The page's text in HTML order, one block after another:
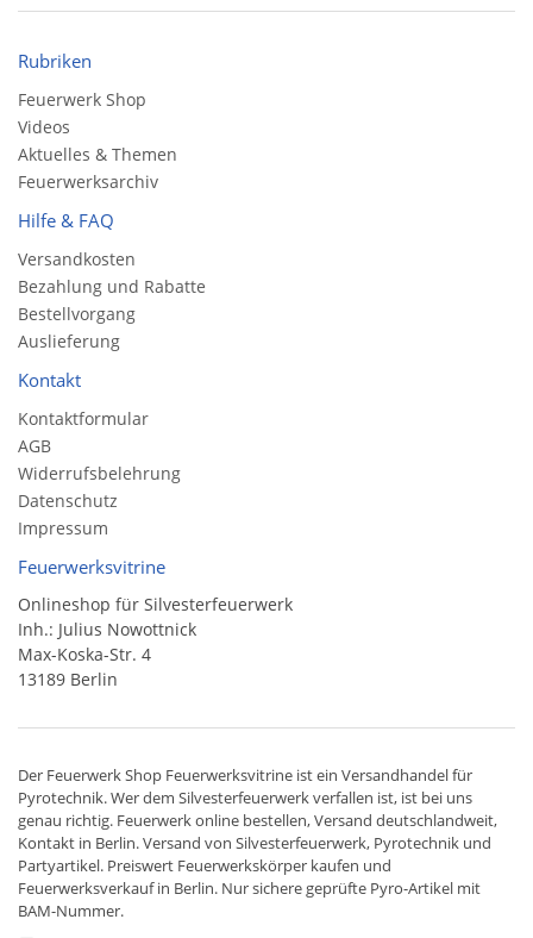
Rubriken
Feuerwerk Shop
Videos
Aktuelles & Themen
Feuerwerksarchiv
Hilfe & FAQ
Versandkosten
Bezahlung und Rabatte
Bestellvorgang
Auslieferung
Kontakt
Kontaktformular
AGB
Widerrufsbelehrung
Datenschutz
Impressum
Feuerwerksvitrine
Onlineshop für Silvesterfeuerwerk
Inh.: Julius Nowottnick
Max-Koska-Str. 4
13189 Berlin
Der Feuerwerk Shop Feuerwerksvitrine ist ein Versandhandelfür
Pyrotechnik. Wer dem Silvesterfeuerwerk verfallen ist, ist bei uns
genau richtig. Feuerwerk online bestellen,Versand deutschlandweit,
Kontakt in Berlin. Versand von Silvesterfeuerwerk, Pyrotechnik und
Partyartikel. Preiswert Feuerwerkskörper kaufen und
Feuerwerksverkauf in Berlin. Nur sichere geprüfte Pyro-Artikel mit
BAM-Nummer.